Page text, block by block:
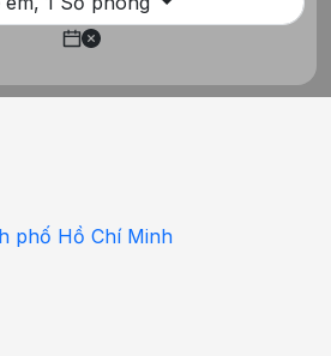
phố Hồ Chí Minh